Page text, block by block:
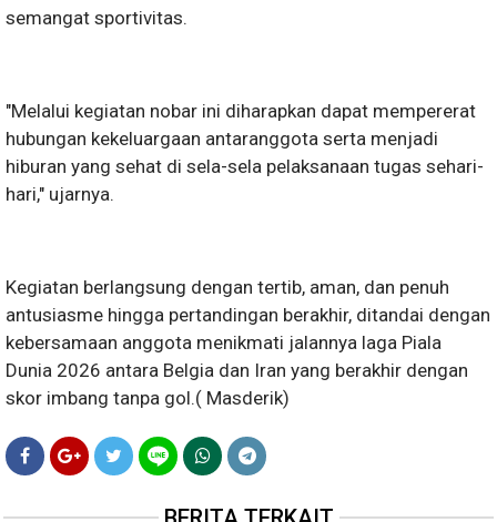
semangat sportivitas.
"Melalui kegiatan nobar ini diharapkan dapat mempererat
hubungan kekeluargaan antaranggota serta menjadi
hiburan yang sehat di sela-sela pelaksanaan tugas sehari-
hari," ujarnya.
Kegiatan berlangsung dengan tertib, aman, dan penuh
antusiasme hingga pertandingan berakhir, ditandai dengan
kebersamaan anggota menikmati jalannya laga Piala
Dunia 2026 antara Belgia dan Iran yang berakhir dengan
skor imbang tanpa gol.( Masderik)